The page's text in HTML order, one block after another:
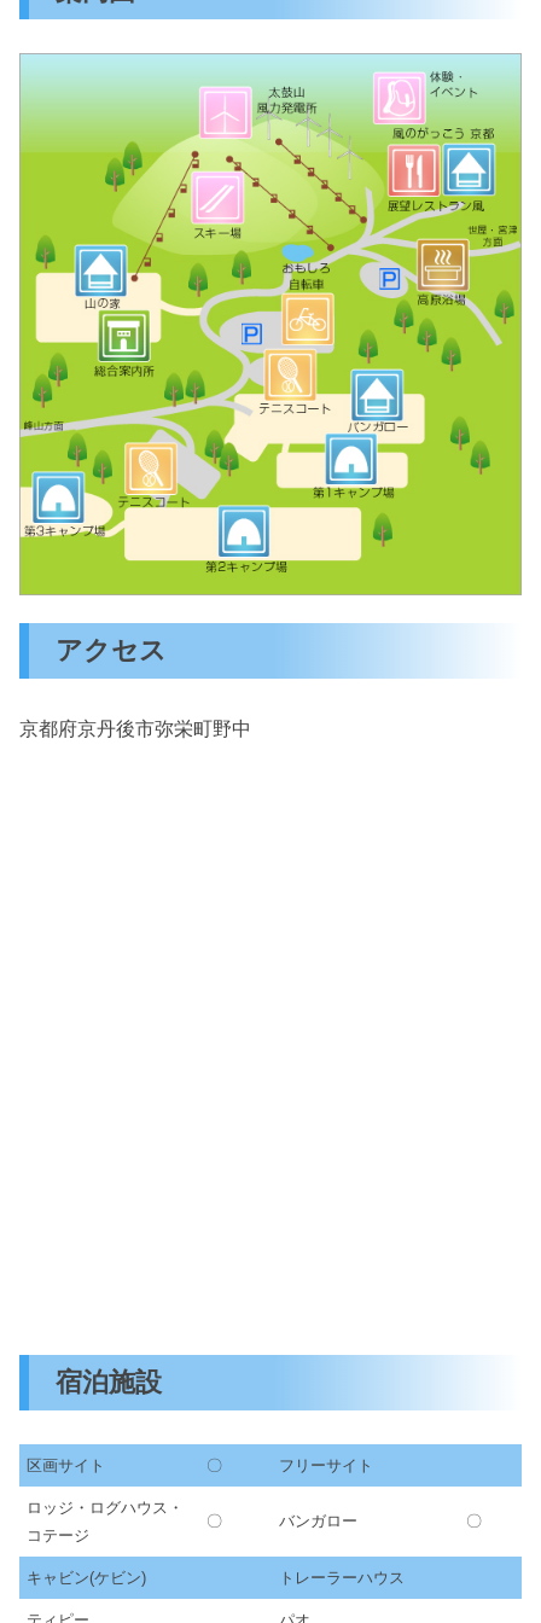
アクセス
京都府京丹後市弥栄町野中
宿泊施設
区画サイト 〇 フリーサイト
ロッジ・ログハウス・
コテージ
〇 バンガロー 〇
キャビン(ケビン) トレーラーハウス